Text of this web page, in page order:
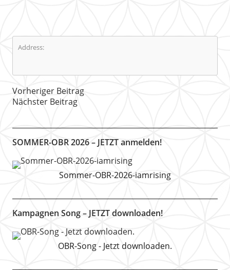
Address:
Vorheriger Beitrag
Nächster Beitrag
SOMMER-OBR 2026 – JETZT anmelden!
Sommer-OBR-2026-iamrising
Kampagnen Song – JETZT downloaden!
OBR-Song - Jetzt downloaden.